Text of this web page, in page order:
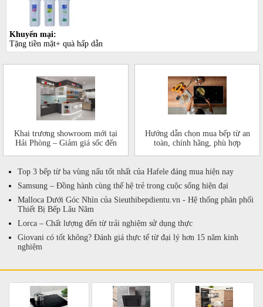
Khuyến mại:
Tặng tiền mặt+ quà hấp dẫn
Khai trương showroom mới tại
Hải Phòng – Giảm giá sốc đến
Hướng dẫn chọn mua bếp từ an
toàn, chính hãng, phù hợp
Top 3 bếp từ ba vùng nấu tốt nhất của Hafele đáng mua hiện nay
Samsung – Đồng hành cùng thế hệ trẻ trong cuộc sống hiện đại
Malloca Dưới Góc Nhìn của Sieuthibepdientu.vn - Hệ thống phân phối
Thiết Bị Bếp Lâu Năm
Lorca – Chất lượng đến từ trải nghiệm sử dụng thực
Giovani có tốt không? Đánh giá thực tế từ đại lý hơn 15 năm kinh
nghiệm